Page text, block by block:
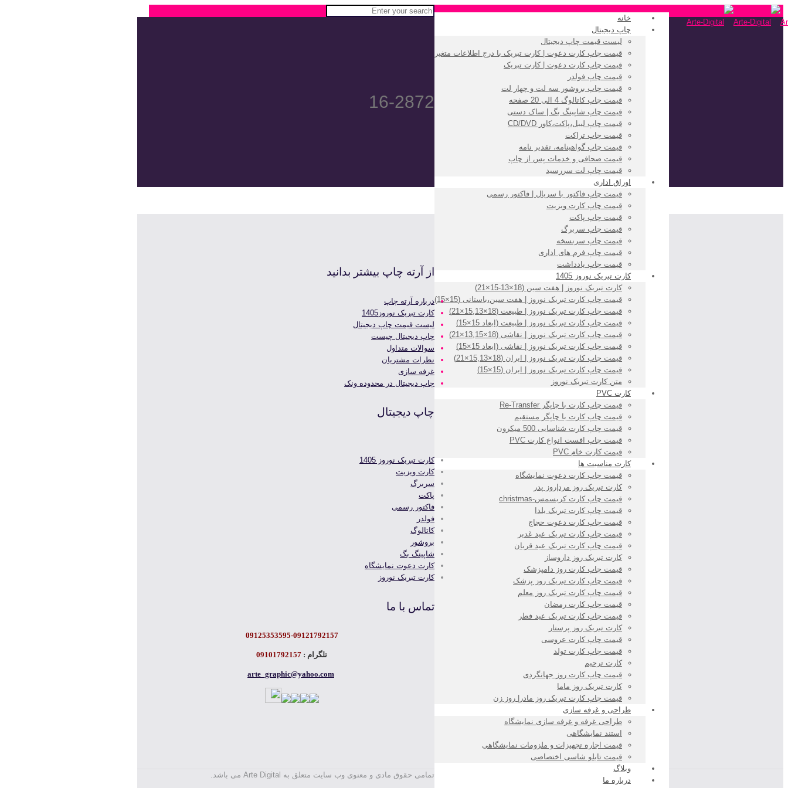
خانه
چاپ دیجیتال
لیست قیمت چاپ دیجیتال
قیمت چاپ کارت دعوت | کارت تبریک با درج اطلاعات متغیر
قیمت چاپ کارت دعوت | کارت تبریک
قیمت چاپ فولدر
قیمت چاپ بروشور سه لت و چهار لت
قیمت چاپ کاتالوگ 4 الی 20 صفحه
قیمت چاپ شاپینگ بگ | ساک دستی
قیمت چاپ لیبل،پاکت،کاور CD/DVD
قیمت چاپ تراکت
قیمت چاپ گواهینامه، تقدیر نامه
قیمت صحافی و خدمات پس از چاپ
قیمت چاپ لت سررسید
اوراق اداری
قیمت چاپ فاکتور با سریال | فاکتور رسمی
قیمت چاپ کارت ویزیت
قیمت چاپ پاکت
قیمت چاپ سربرگ
قیمت چاپ سرنسخه
قیمت چاپ فرم های اداری
قیمت چاپ یادداشت
کارت تبریک نوروز 1405
کارت تبریک نوروز | هفت سین (18×13-15×21)
قیمت چاپ کارت تبریک نوروز | هفت سین،باستانی (15×15)
قیمت چاپ کارت تبریک نوروز | طبیعت (18×15,13×21)
قیمت چاپ کارت تبریک نوروز | طبیعت (ابعاد 15×15)
قیمت چاپ کارت تبریک نوروز | نقاشی (18×13,15×21)
قیمت چاپ کارت تبریک نوروز | نقاشی (ابعاد 15×15)
قیمت چاپ کارت تبریک نوروز | ایران (18×15,13×21)
قیمت چاپ کارت تبریک نوروز | ایران (15×15)
متن کارت تبریک نوروز
کارت PVC
قیمت چاپ کارت با چاپگر Re-Transfer
قیمت چاپ کارت با چاپگر مستقیم
قیمت چاپ کارت شناسایی 500 میکرون
قیمت چاپ افست انواع کارت PVC
قیمت کارت خام PVC
کارت مناسبت ها
قیمت چاپ کارت دعوت نمایشگاه
کارت تبریک روز مرد|روز پدر
قیمت چاپ کارت کریسمس-christmas
قیمت چاپ کارت تبریک یلدا
قیمت چاپ کارت دعوت حجاج
قیمت چاپ کارت تبریک عید غدیر
قیمت چاپ کارت تبریک عید قربان
کارت تبریک روز داروساز
قیمت چاپ کارت روز دامپزشک
قیمت چاپ کارت تبریک روز پزشک
قیمت چاپ کارت تبریک روز معلم
قیمت چاپ کارت رمضان
قیمت چاپ کارت تبریک عید فطر
کارت تبریک روز پرستار
قیمت چاپ کارت عروسی
قیمت چاپ کارت تولد
کارت ترحیم
قیمت چاپ کارت روز جهانگردی
کارت تبریک روز ماما
قیمت چاپ کارت تبریک روز مادر| روز زن
طراحی و غرفه سازی
طراحی غرفه و غرفه سازی نمایشگاه
استند نمایشگاهی
قیمت اجاره تجهیزات و ملزومات نمایشگاهی
قیمت تابلو شاسی اختصاصی
وبلاگ
درباره ما
16-2872
از آرته چاپ بیشتر بدانید
درباره آرته چاپ
کارت تبریک نوروز1405
لیست قیمت چاپ دیجیتال
چاپ دیجیتال چیست
سوالات متداول
نظرات مشتریان
غرفه سازی
چاپ دیجیتال در محدوده ونک
چاپ دیجیتال
کارت تبریک نوروز 1405
کارت ویزیت
سربرگ
پاکت
فاکتور رسمی
فولدر
کاتالوگ
بروشور
شاپینگ بگ
کارت دعوت نمایشگاه
کارت تبریک نوروز
تماس با ما
09125353595-09121792157
تلگرام : 09101792157
arte_graphic@yahoo.com
تمامی حقوق مادی و معنوی وب سایت متعلق به Arte Digital می باشد.